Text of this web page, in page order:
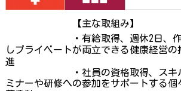
【主な取組み】
・ 有給取得、週休2日、
しプライベートが両⽴できる健康経営の
進
・ 社員の資格取得、スキ
ミナーや研修への参加をサポートする個